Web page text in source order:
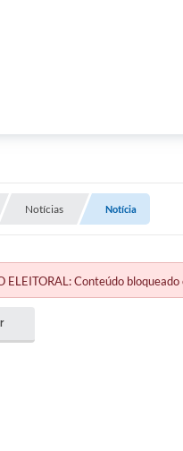
Notícias Notícia
ELEITORAL: Conteúdo